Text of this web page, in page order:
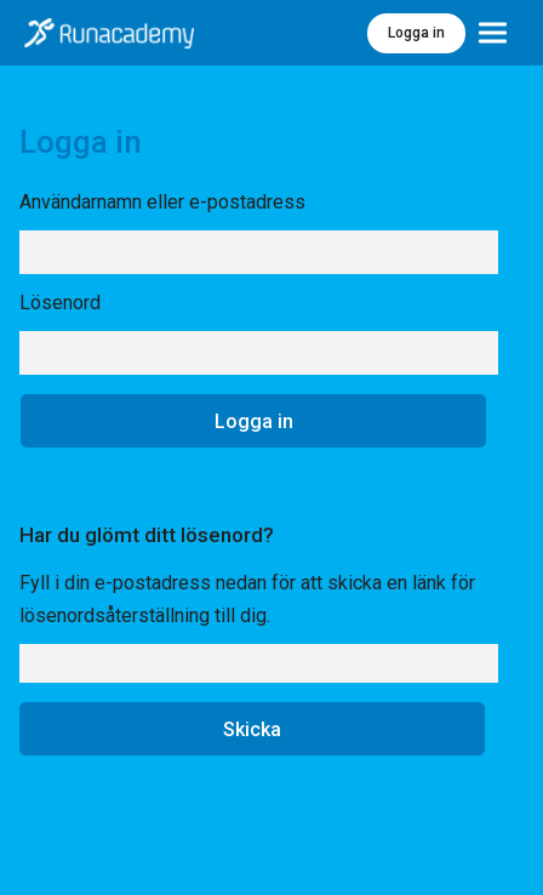
Logga in Meny
Logga in
Användarnamn eller e-postadress
Lösenord
Har du glömt ditt lösenord?
Fyll i din e-postadress nedan för att skicka en länk för
lösenordsåterställning till dig.